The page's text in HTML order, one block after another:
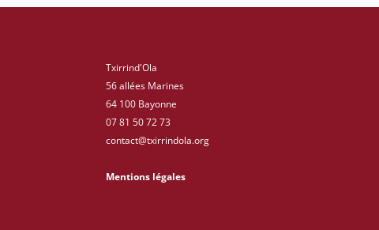
Txirrind'Ola
56 allées Marines
64 100 Bayonne
07 81 50 72 73
contact@txirrindola.org
Mentions légales